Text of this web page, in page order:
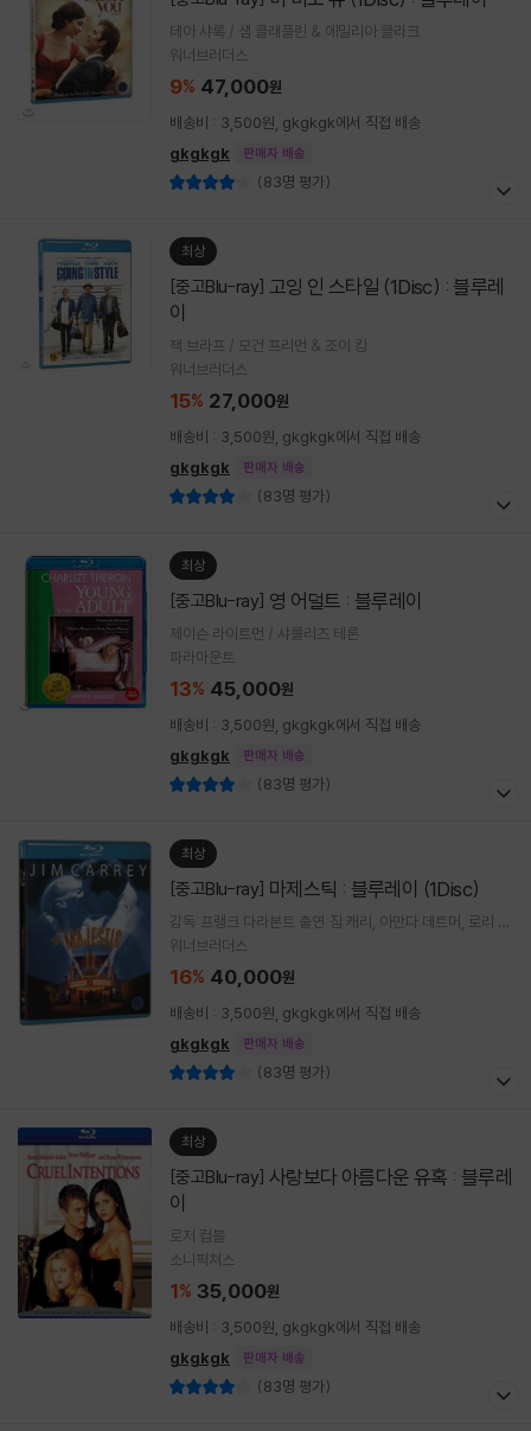
테아 샤록 / 샘 클래플린 & 에밀리아 클라크
워너브러더스
9% 47,000원
배송비 : 3,500원, gkgkgk에서 직접 배송
gkgkgk
판매자 배송
(83명 평가)
최상
[중고Blu-ray]
이
잭 브라프 / 모건 프리먼 & 조이 킹
워너브러더스
15% 27,000원
배송비 : 3,500원, gkgkgk에서 직접 배송
gkgkgk
판매자 배송
(83명 평가)
최상
[중고Blu-ray] 영 어덜트 : 블루레이
제이슨 라이트먼 / 샤를리즈 테론
파라마운트
13% 45,000원
배송비 : 3,500원, gkgkgk에서 직접 배송
gkgkgk
판매자 배송
(83명 평가)
최상
[중고Blu-ray] 마제스틱 : 블루레이 (1Disc)
감독:프랭크 다라본트 출연:짐 캐리, 아만다 데트머, 로리 홀
든, 밥 바라반
워너브러더스
16% 40,000원
배송비 : 3,500원, gkgkgk에서 직접 배송
gkgkgk
판매자 배송
(83명 평가)
최상
[중고Blu-ray]
이
로저 컴블
소니픽쳐스
1% 35,000원
배송비 : 3,500원, gkgkgk에서 직접 배송
gkgkgk
판매자 배송
(83명 평가)